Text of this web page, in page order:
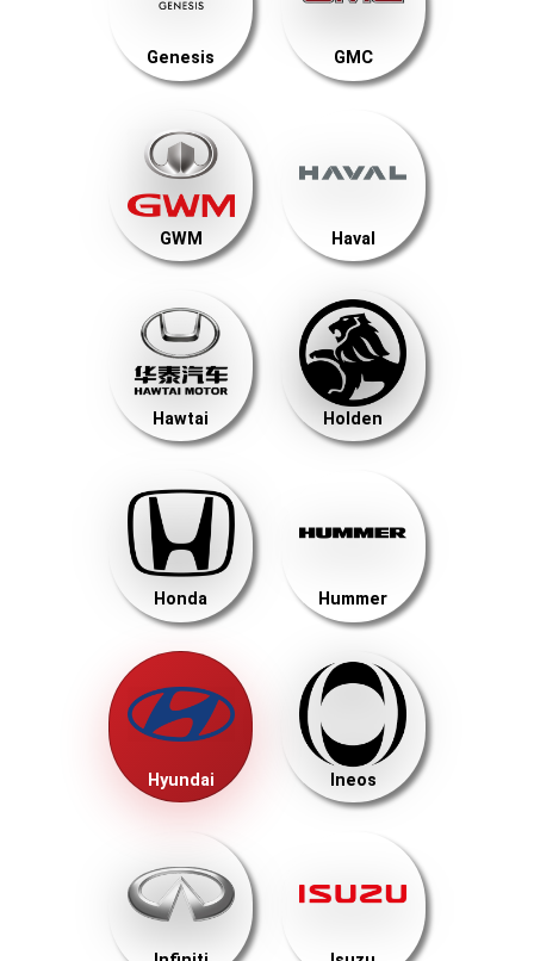
Genesis GMC
GWM Haval
Hawtai Holden
Honda Hummer
Hyundai Ineos